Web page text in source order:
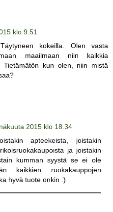
klo 9.51
kokeilla. Olen vasta
maailmaan niin kaikkia
Tietämätön kun olen, niin mistä
2015 klo 18.34
apteekeista, joistakin
ja joistakin
kumman syystä se ei ole
kaikkien ruokakauppojen
hyvä tuote onkin :)